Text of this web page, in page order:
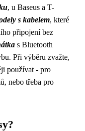
, u Baseus a T-
s kabelem, které
připojení bez
s Bluetooth
Při výběru zvažte,
používat - pro
nebo třeba pro